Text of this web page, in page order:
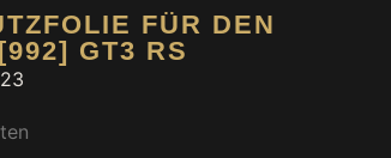
FÜR DEN
GT3 RS